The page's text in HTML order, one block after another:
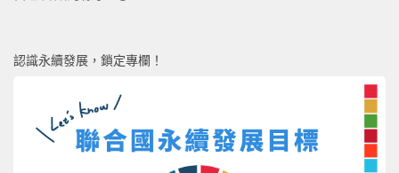
認識永續發展，鎖定專欄！